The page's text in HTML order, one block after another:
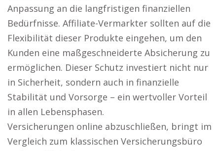
Anpassung an die langfristigen finanziellen
Bedürfnisse. Affiliate-Vermarkter sollten auf die
Flexibilität dieser Produkte eingehen, um den
Kunden eine maßgeschneiderte Absicherung zu
ermöglichen. Dieser Schutz investiert nicht nur
in Sicherheit, sondern auch in finanzielle
Stabilität und Vorsorge – ein wertvoller Vorteil
in allen Lebensphasen.
Versicherungen online abzuschließen, bringt im
Vergleich zum klassischen Versicherungsbüro